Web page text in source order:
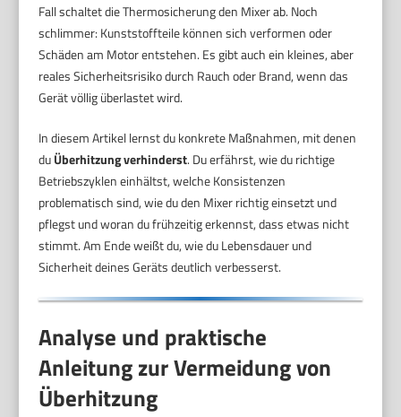
Fall schaltet die Thermosicherung den Mixer ab. Noch
schlimmer: Kunststoffteile können sich verformen oder
Schäden am Motor entstehen. Es gibt auch ein kleines, aber
reales Sicherheitsrisiko durch Rauch oder Brand, wenn das
Gerät völlig überlastet wird.
In diesem Artikel lernst du konkrete Maßnahmen, mit denen
duÜberhitzung verhinderst. Du erfährst, wie du richtige
Betriebszyklen einhältst, welche Konsistenzen
problematisch sind, wie du den Mixer richtig einsetzt und
pflegst und woran du frühzeitig erkennst, dass etwas nicht
stimmt. Am Ende weißt du, wie du Lebensdauer und
Sicherheit deines Geräts deutlich verbesserst.
Analyse und praktische
Anleitung zur Vermeidung von
Überhitzung